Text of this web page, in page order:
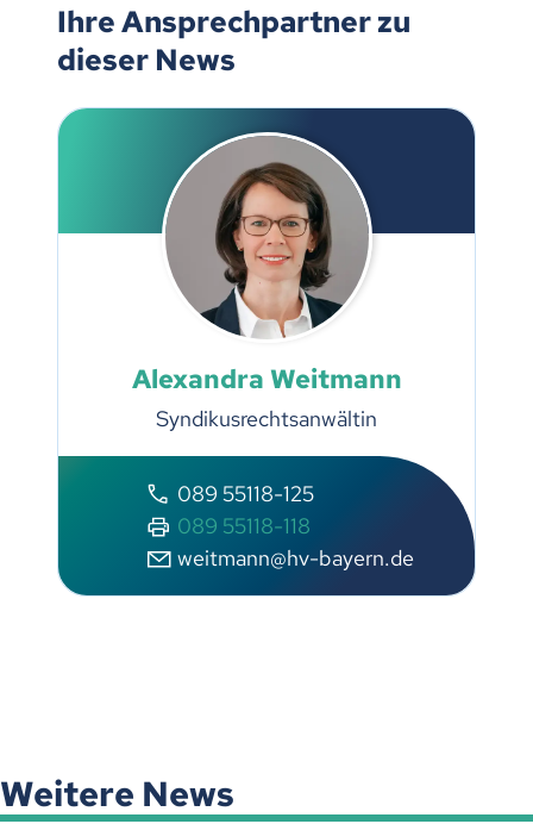
Ihre Ansprechpartner zu
dieser News
Alexandra Weitmann
Syndikusrechtsanwältin
089 55118-125
089 55118-118
weitmann@hv-bayern.de
Weitere News